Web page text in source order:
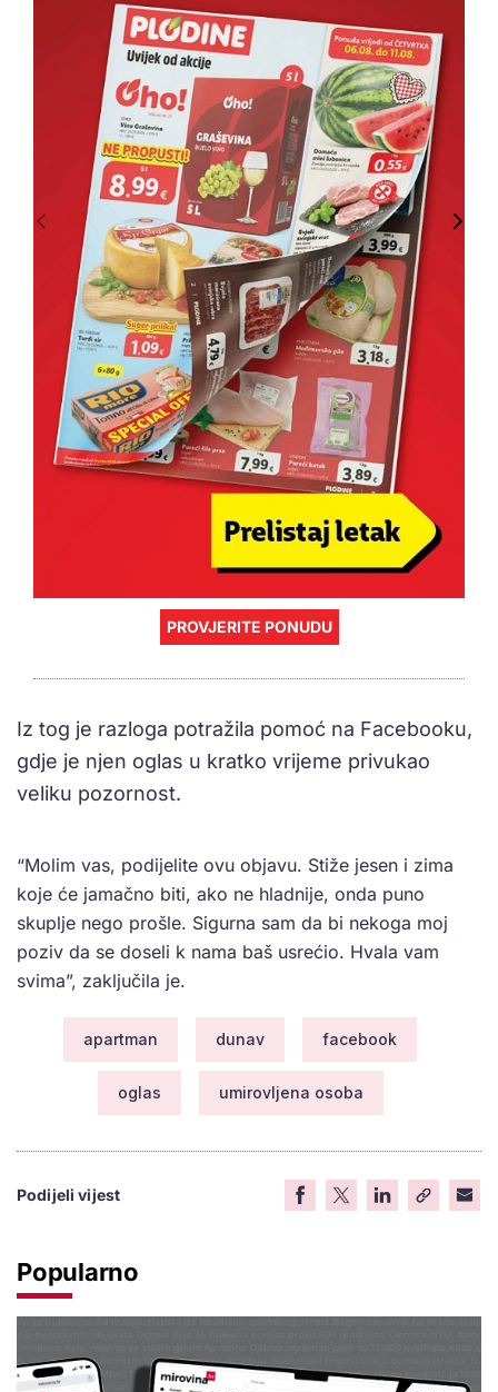
PROVJERITE PONUDU
Iz tog je razloga potražila pomoć na Facebooku,
gdje je njen oglas u kratko vrijeme privukao
veliku pozornost.
“Molim vas, podijelite ovu objavu. Stiže jesen i zima
koje će jamačno biti, ako ne hladnije, onda puno
skuplje nego prošle. Sigurna sam da bi nekoga moj
poziv da se doseli k nama baš usrećio. Hvala vam
svima”, zaključila je.
apartman dunav facebook
oglas umirovljena osoba
Podijeli vijest
Popularno